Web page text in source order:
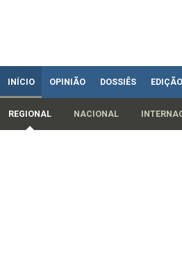
INÍCIO OPINIÃO DOSSIÊS
REGIONAL NACIONAL